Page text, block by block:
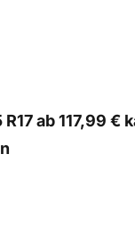
ab 117,99 €